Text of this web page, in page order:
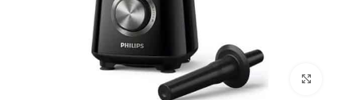
بزرگنمایی تصویر